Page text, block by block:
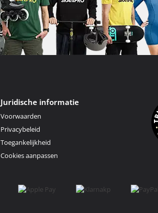
Juridische informatie
Voorwaarden
Privacybeleid
Toegankelijkheid
Cookies aanpassen